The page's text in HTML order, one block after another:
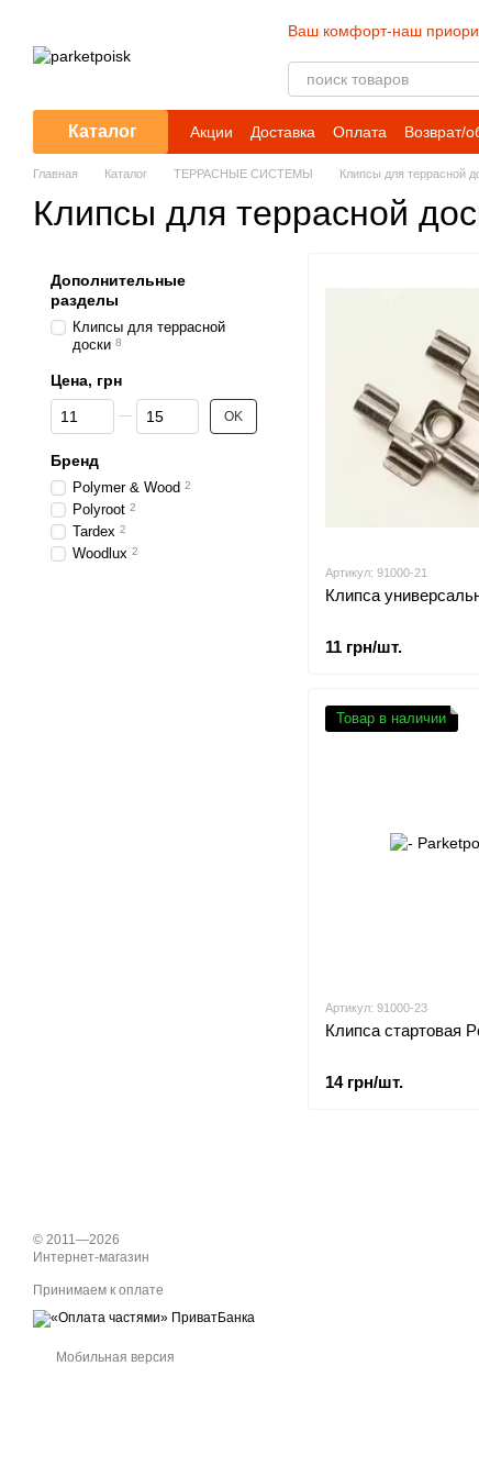
Ваш комфорт-наш
Каталог Акции Доставка Оплата Возврат/
Главная Каталог ТЕРРАСНЫЕ СИСТЕМЫ Клипсы для террасной
Клипсы для террасной
Артикул: 91000-21
Клипса
11 грн/шт.
Товар в наличии
Артикул: 91000-23
Клипса стартовая
14 грн/шт.
Дополнительные
разделы
Клипсы для террасной
доски 8
Цена, грн
От Цена, грн
До Цена, грн OK
Бренд
Polymer & Wood 2
Polyroot 2
Tardex 2
Woodlux 2
© 2011—2026
Интернет-магазин
Принимаем к оплате
Мобильная версия